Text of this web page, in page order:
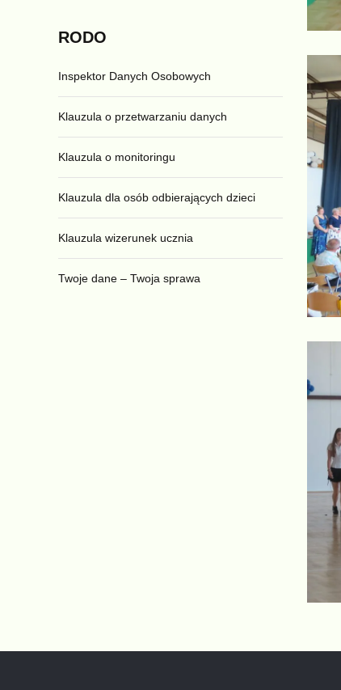
RODO
Inspektor Danych Osobowych
Klauzula o przetwarzaniu danych
Klauzula o monitoringu
Klauzula dla osób odbierających dzieci
Klauzula wizerunek ucznia
Twoje dane – Twoja sprawa